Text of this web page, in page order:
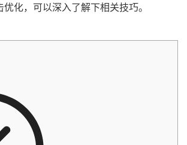
化，可以深入了解下相关技巧。